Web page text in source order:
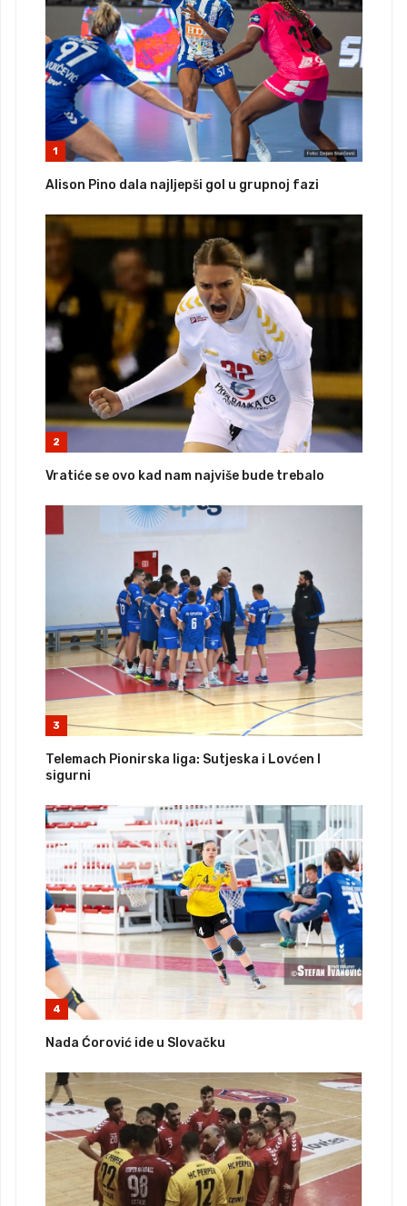
1
Alison Pino dala najljepši gol u grupnoj fazi
2
Vratiće se ovo kad nam najviše bude trebalo
3
Telemach Pionirska liga: Sutjeska i Lovćen I
sigurni
4
Nada Ćorović ide u Slovačku